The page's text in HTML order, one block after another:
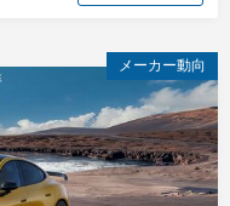
メーカー動向